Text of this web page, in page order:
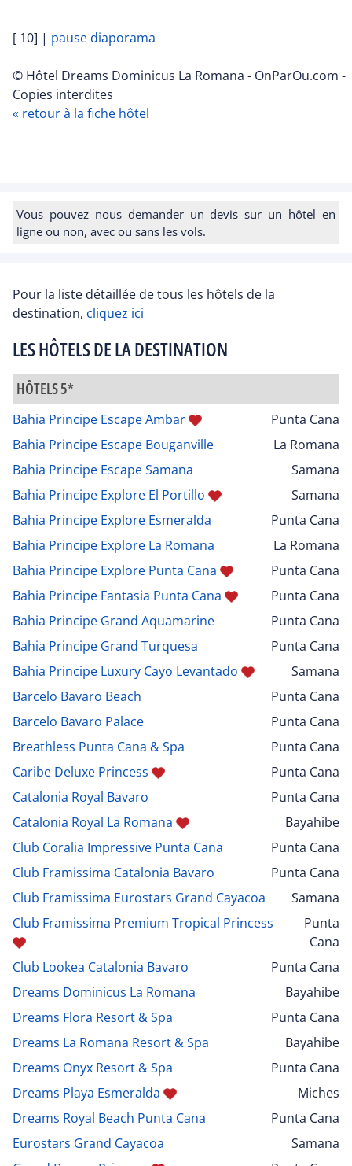
[ 10] | pause diaporama
© Hôtel Dreams Dominicus La Romana - OnParOu.com -
Copies interdites
« retour à la fiche hôtel
Vous pouvez nous demander un devis sur un hôtel en
ligne ou non, avec ou sans les vols.
Pour la liste détaillée de tous les hôtels de la
destination, cliquez ici
LES HÔTELS DE LA DESTINATION
HÔTELS 5*
Bahia Principe Escape Ambar
Punta Cana
Bahia Principe Escape Bouganville
La Romana
Bahia Principe Escape Samana
Samana
Bahia Principe Explore El Portillo
Samana
Bahia Principe Explore Esmeralda
Punta Cana
Bahia Principe Explore La Romana
La Romana
Bahia Principe Explore Punta Cana
Punta Cana
Bahia Principe Fantasia Punta Cana
Punta Cana
Bahia Principe Grand Aquamarine
Punta Cana
Bahia Principe Grand Turquesa
Punta Cana
Bahia Principe Luxury Cayo Levantado
Samana
Barcelo Bavaro Beach
Punta Cana
Barcelo Bavaro Palace
Punta Cana
Breathless Punta Cana & Spa
Punta Cana
Caribe Deluxe Princess
Punta Cana
Catalonia Royal Bavaro
Punta Cana
Catalonia Royal La Romana
Bayahibe
Club Coralia Impressive Punta Cana
Punta Cana
Club Framissima Catalonia Bavaro
Punta Cana
Club Framissima Eurostars Grand Cayacoa
Samana
Club Framissima Premium Tropical Princess
Punta
Cana
Club Lookea Catalonia Bavaro
Punta Cana
Dreams Dominicus La Romana
Bayahibe
Dreams Flora Resort & Spa
Punta Cana
Dreams La Romana Resort & Spa
Bayahibe
Dreams Onyx Resort & Spa
Punta Cana
Dreams Playa Esmeralda
Miches
Dreams Royal Beach Punta Cana
Punta Cana
Eurostars Grand Cayacoa
Samana